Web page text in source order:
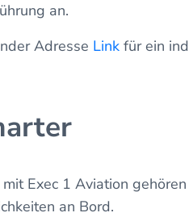
an.
Adresse Link für ein
Exec 1 Aviation
an Bord.